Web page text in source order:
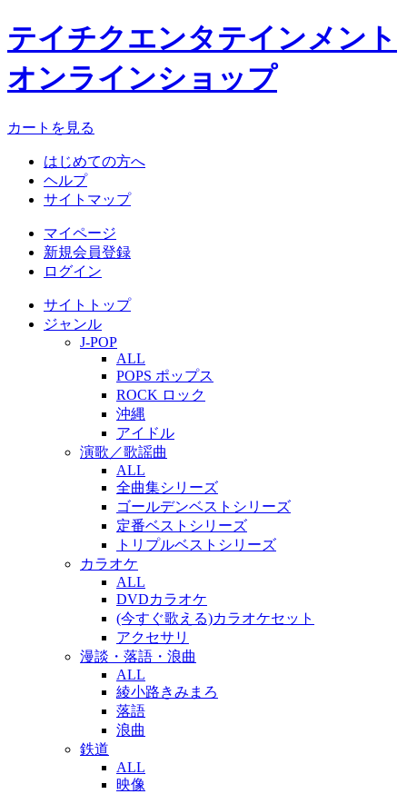
テイチクエンタテインメント
オンラインショップ
カートを見る
はじめての方へ
ヘルプ
サイトマップ
マイページ
新規会員登録
ログイン
サイトトップ
ジャンル
J-POP
ALL
POPS ポップス
ROCK ロック
沖縄
アイドル
演歌／歌謡曲
ALL
全曲集シリーズ
ゴールデンベストシリーズ
定番ベストシリーズ
トリプルベストシリーズ
カラオケ
ALL
DVDカラオケ
(今すぐ歌える)カラオケセット
アクセサリ
漫談・落語・浪曲
ALL
綾小路きみまろ
落語
浪曲
鉄道
ALL
映像